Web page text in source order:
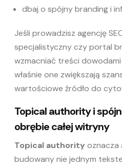
dbaj o spójny branding i
Jeśli prowadzisz agencję
specjalistyczny czy portal
wzmacniać treści
właśnie one zwiększają
wartościowe źródło do
Topical authority i
obrębie całej witryny
Topical authority
budowany nie jednym